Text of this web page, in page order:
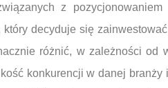
z
który decyduje się
różnić, w zależności
konkurencji w danej